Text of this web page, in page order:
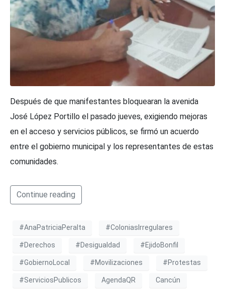
Después de que manifestantes bloquearan la avenida
José López Portillo el pasado jueves, exigiendo mejoras
en el acceso y servicios públicos, se firmó un acuerdo
entre el gobierno municipal y los representantes de estas
comunidades.
Continue reading
#AnaPatriciaPeralta #ColoniasIrregulares
#Derechos #Desigualdad #EjidoBonfil
#GobiernoLocal #Movilizaciones #Protestas
#ServiciosPublicos AgendaQR Cancún